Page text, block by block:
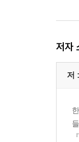
저자
저 :